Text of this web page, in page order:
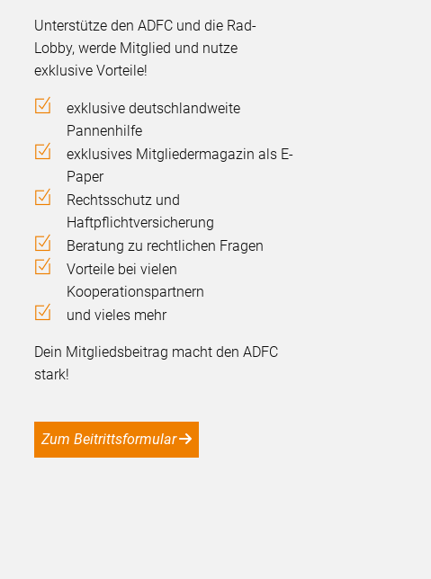
Unterstütze den ADFC und die Rad-
Lobby, werde Mitglied und nutze
exklusive Vorteile!
exklusive deutschlandweite
Pannenhilfe
exklusives Mitgliedermagazin als E-
Paper
Rechtsschutz und
Haftpflichtversicherung
Beratung zu rechtlichen Fragen
Vorteile bei vielen
Kooperationspartnern
und vieles mehr
Dein Mitgliedsbeitrag macht den ADFC
stark!
Zum Beitrittsformular